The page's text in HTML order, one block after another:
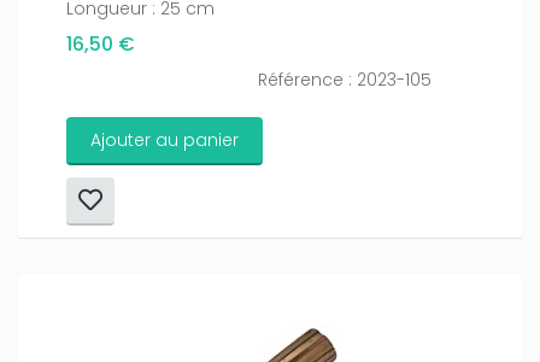
Longueur : 25 cm
16,50 €
Référence : 2023-105
Ajouter au panier